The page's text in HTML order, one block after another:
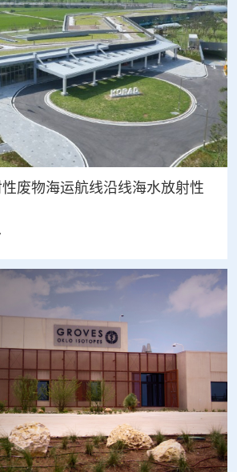
废物海运航线沿线海水放射性